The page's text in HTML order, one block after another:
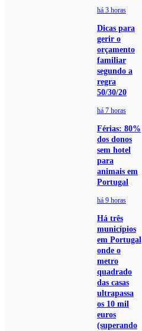
há 3 horas
Dicas para
gerir o
orçamento
familiar
segundo a
regra
50/30/20
há 7 horas
Férias: 80%
dos donos
sem hotel
para
animais em
Portugal
há 9 horas
Há três
municípios
em Portugal
onde o
metro
quadrado
das casas
ultrapassa
os 10 mil
euros
(superando